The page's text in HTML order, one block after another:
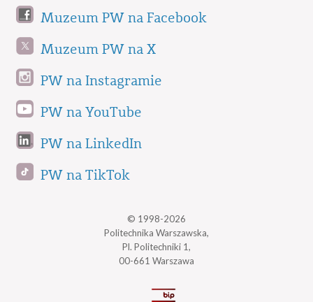
Muzeum PW na Facebook
Muzeum PW na X
PW na Instagramie
PW na YouTube
PW na LinkedIn
PW na TikTok
© 1998-2026
Politechnika Warszawska,
Pl. Politechniki 1,
00-661 Warszawa